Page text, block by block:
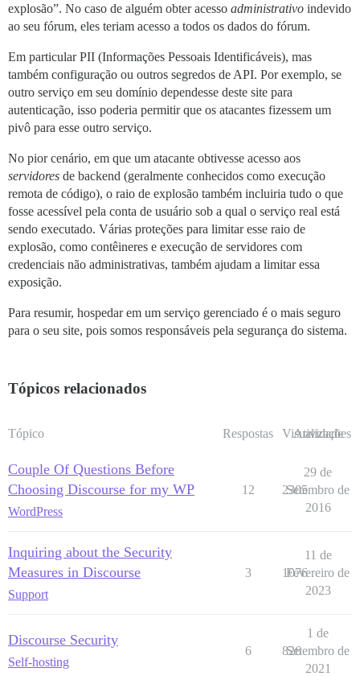
explosão”. No caso de alguém obter acesso administrativo indevido
ao seu fórum, eles teriam acesso a todos os dados do fórum.
Em particular PII (Informações Pessoais Identificáveis), mas
também configuração ou outros segredos de API. Por exemplo, se
outro serviço em seu domínio dependesse deste site para
autenticação, isso poderia permitir que os atacantes fizessem um
pivô para esse outro serviço.
No pior cenário, em que um atacante obtivesse acesso aos
servidores de backend (geralmente conhecidos como execução
remota de código), o raio de explosão também incluiria tudo o que
fosse acessível pela conta de usuário sob a qual o serviço real está
sendo executado. Várias proteções para limitar esse raio de
explosão, como contêineres e execução de servidores com
credenciais não administrativas, também ajudam a limitar essa
exposição.
Para resumir, hospedar em um serviço gerenciado é o mais seguro
para o seu site, pois somos responsáveis pela segurança do sistema.
Tópicos relacionados
Tópico Respostas Visualizações
Atividade
Couple Of Questions Before
Choosing Discourse for my WP
WordPress
12 2305
29 de
Setembro de
2016
Inquiring about the Security
Measures in Discourse
Support
3 1076
11 de
Fevereiro de
2023
Discourse Security
Self-hosting
6 826
1 de
Setembro de
2021